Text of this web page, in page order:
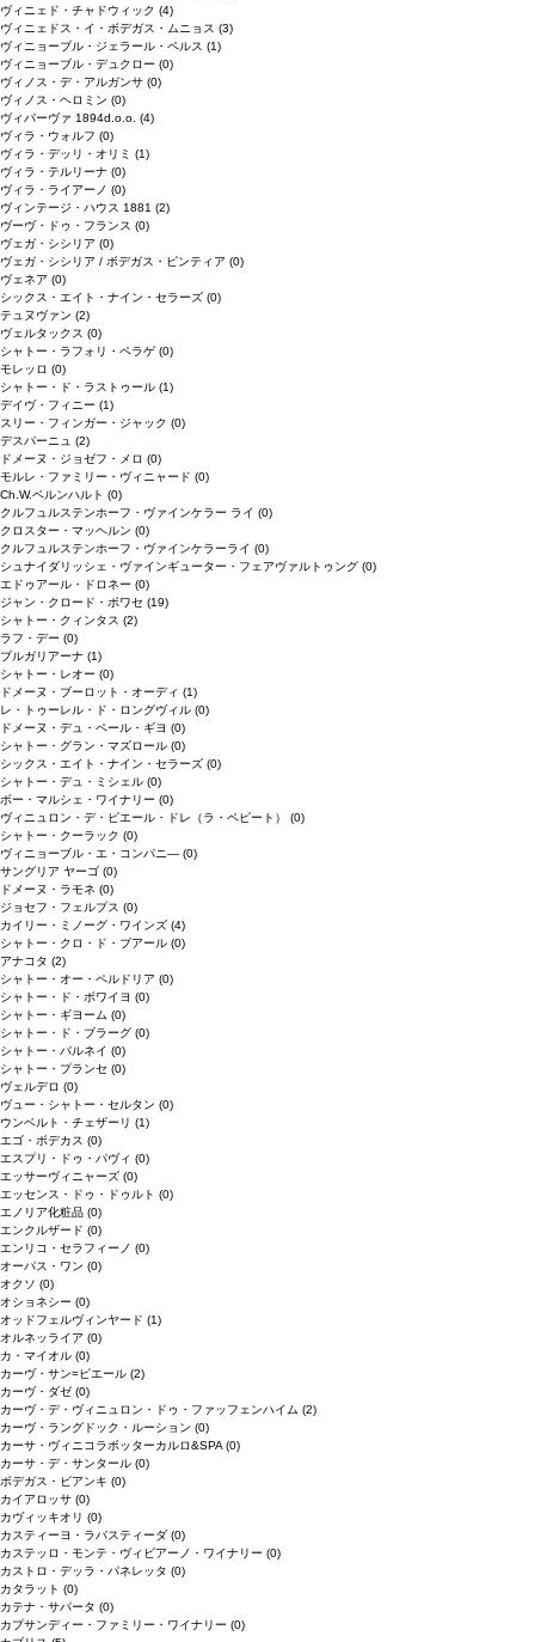
ヴィニェド・チャドウィック (4)
ヴィニェドス・イ・ボデガス・ムニョス (3)
ヴィニョーブル・ジェラール・ペルス (1)
ヴィニョーブル・デュクロー (0)
ヴィノス・デ・アルガンサ (0)
ヴィノス・ヘロミン (0)
ヴィパーヴァ 1894d.o.o. (4)
ヴィラ・ウォルフ (0)
ヴィラ・デッリ・オリミ (1)
ヴィラ・テルリーナ (0)
ヴィラ・ライアーノ (0)
ヴィンテージ・ハウス 1881 (2)
ヴーヴ・ドゥ・フランス (0)
ヴェガ・シシリア (0)
ヴェガ・シシリア / ボデガス・ピンティア (0)
ヴェネア (0)
シックス・エイト・ナイン・セラーズ (0)
テュヌヴァン (2)
ヴェルタックス (0)
シャトー・ラフォリ・ペラゲ (0)
モレッロ (0)
シャトー・ド・ラストゥール (1)
デイヴ・フィニー (1)
スリー・フィンガー・ジャック (0)
デスパーニュ (2)
ドメーヌ・ジョゼフ・メロ (0)
モルレ・ファミリー・ヴィニャード (0)
Ch.W.ベルンハルト (0)
クルフュルステンホーフ・ヴァインケラー ライ (0)
クロスター・マッヘルン (0)
クルフュルステンホーフ・ヴァインケラーライ (0)
シュナイダリッシェ・ヴァインギューター・フェアヴァルトゥング (0)
エドゥアール・ドロネー (0)
ジャン・クロード・ボワセ (19)
シャトー・クィンタス (2)
ラフ・デー (0)
ブルガリアーナ (1)
シャトー・レオー (0)
ドメーヌ・ブーロット・オーディ (1)
レ・トゥーレル・ド・ロングヴィル (0)
ドメーヌ・デュ・ペール・ギヨ (0)
シャトー・グラン・マズロール (0)
シックス・エイト・ナイン・セラーズ (0)
シャトー・デュ・ミシェル (0)
ボー・マルシェ・ワイナリー (0)
ヴィニュロン・デ・ピエール・ドレ（ラ・ペピート） (0)
シャトー・クーラック (0)
ヴィニョーブル・エ・コンパニ― (0)
サングリア ヤーゴ (0)
ドメーヌ・ラモネ (0)
ジョセフ・フェルプス (0)
カイリー・ミノーグ・ワインズ (4)
シャトー・クロ・ド・ブアール (0)
アナコタ (2)
シャトー・オー・ペルドリア (0)
シャトー・ド・ボワイヨ (0)
シャトー・ギヨーム (0)
シャトー・ド・ブラーグ (0)
シャトー・パルネイ (0)
シャトー・プランセ (0)
ヴェルデロ (0)
ヴュー・シャトー・セルタン (0)
ウンベルト・チェザーリ (1)
エゴ・ボデカス (0)
エスプリ・ドゥ・パヴィ (0)
エッサーヴィニャーズ (0)
エッセンス・ドゥ・ドゥルト (0)
エノリア化粧品 (0)
エンクルザード (0)
エンリコ・セラフィーノ (0)
オーパス・ワン (0)
オクソ (0)
オショネシー (0)
オッドフェルヴィンヤード (1)
オルネッライア (0)
カ・マイオル (0)
カーヴ・サン=ピエール (2)
カーヴ・ダゼ (0)
カーヴ・デ・ヴィニュロン・ドゥ・ファッフェンハイム (2)
カーヴ・ラングドック・ルーション (0)
カーサ・ヴィニコラボッターカルロ&SPA (0)
カーサ・デ・サンタール (0)
ボデガス・ビアンキ (0)
カイアロッサ (0)
カヴィッキオリ (0)
カスティーヨ・ラバスティーダ (0)
カステッロ・モンテ・ヴィビアーノ・ワイナリー (0)
カストロ・デッラ・パネレッタ (0)
カタラット (0)
カテナ・サパータ (0)
カプサンディー・ファミリー・ワイナリー (0)